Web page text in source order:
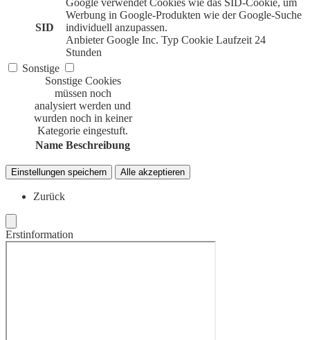
SID
Werbung in Google-Produkten wie der Google-Suche
individuell anzupassen.
Anbieter Google Inc. Typ Cookie Laufzeit 24
Stunden
Sonstige
Sonstige Cookies
müssen noch
analysiert werden und
wurden noch in keiner
Kategorie eingestuft.
Name Beschreibung
Einstellungen speichern Alle akzeptieren
Zurück
Erstinformation